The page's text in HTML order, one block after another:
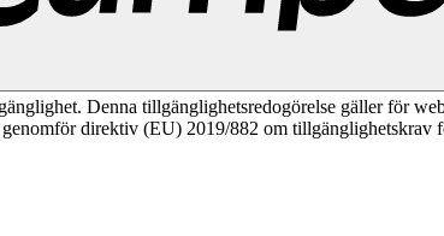
Denna tillgänglighetsredogörelse gäller för
direktiv (EU) 2019/882 om tillgänglighetskrav